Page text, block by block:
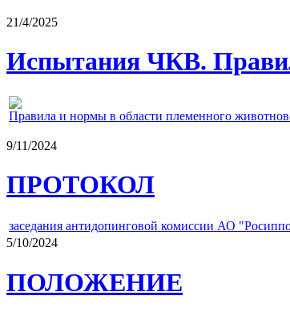
21/4/2025
Испытания ЧКВ.
Правила и нормы в области племенного
9/11/2024
ПРОТОКОЛ
заседания антидопинговой комиссии АО
5/10/2024
ПОЛОЖЕНИЕ